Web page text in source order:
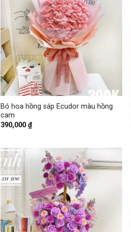
Bó hoa hồng sáp Ecudor màu hồng
cam
390,000₫